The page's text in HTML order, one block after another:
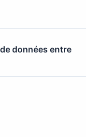
données entre